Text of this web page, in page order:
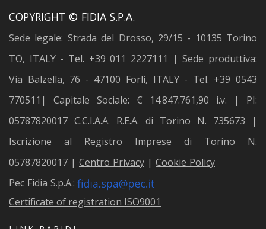
COPYRIGHT © FIDIA S.P.A.
Sede legale: Strada del Drosso, 29/15 - 10135 Torino
TO, ITALY - Tel. +39 011 2227111 | Sede produttiva:
Via Balzella, 76 - 47100 Forlì, ITALY - Tel. +39 0543
770511| Capitale Sociale: € 14.847.761,90 i.v. | PI:
05787820017 C.C.I.A.A. R.E.A. di Torino N. 735673 |
Iscrizione al Registro Imprese di Torino N.
05787820017 | Centro Privacy | Cookie Policy
Pec Fidia S.p.A.:
Certificate of registration ISO9001